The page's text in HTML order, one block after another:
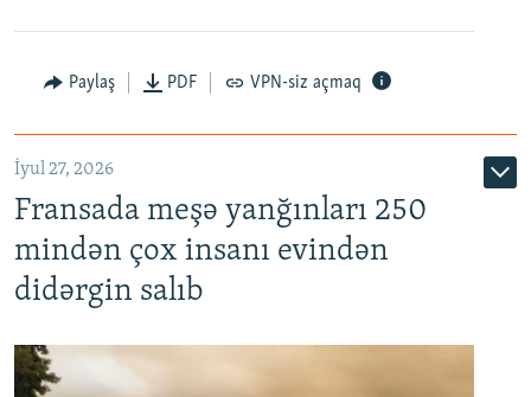
Paylaş PDF VPN-siz açmaq
İyul 27, 2026
Fransada meşə yanğınları 250
mindən çox insanı evindən
didərgin salıb